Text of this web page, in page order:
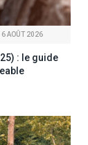
6 AOÛT 2026
: le guide